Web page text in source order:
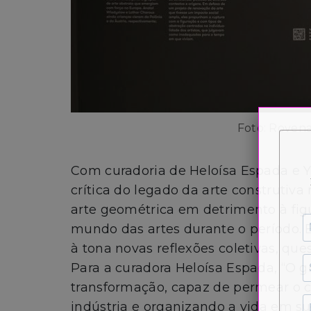
Foto:
Com curadoria de Heloísa Espada e
crítica do legado da arte construtiva
arte geométrica em detrimento à
mundo das artes durante o período.
à tona novas reflexões coletivas,
Para a curadora Heloísa Espada, “O
transformação, capaz de permear o
indústria e organizando a vida em